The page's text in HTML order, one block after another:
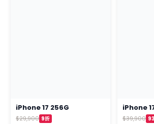
iPhone 17 256G
$29,900 9折
iPhone
$39,900